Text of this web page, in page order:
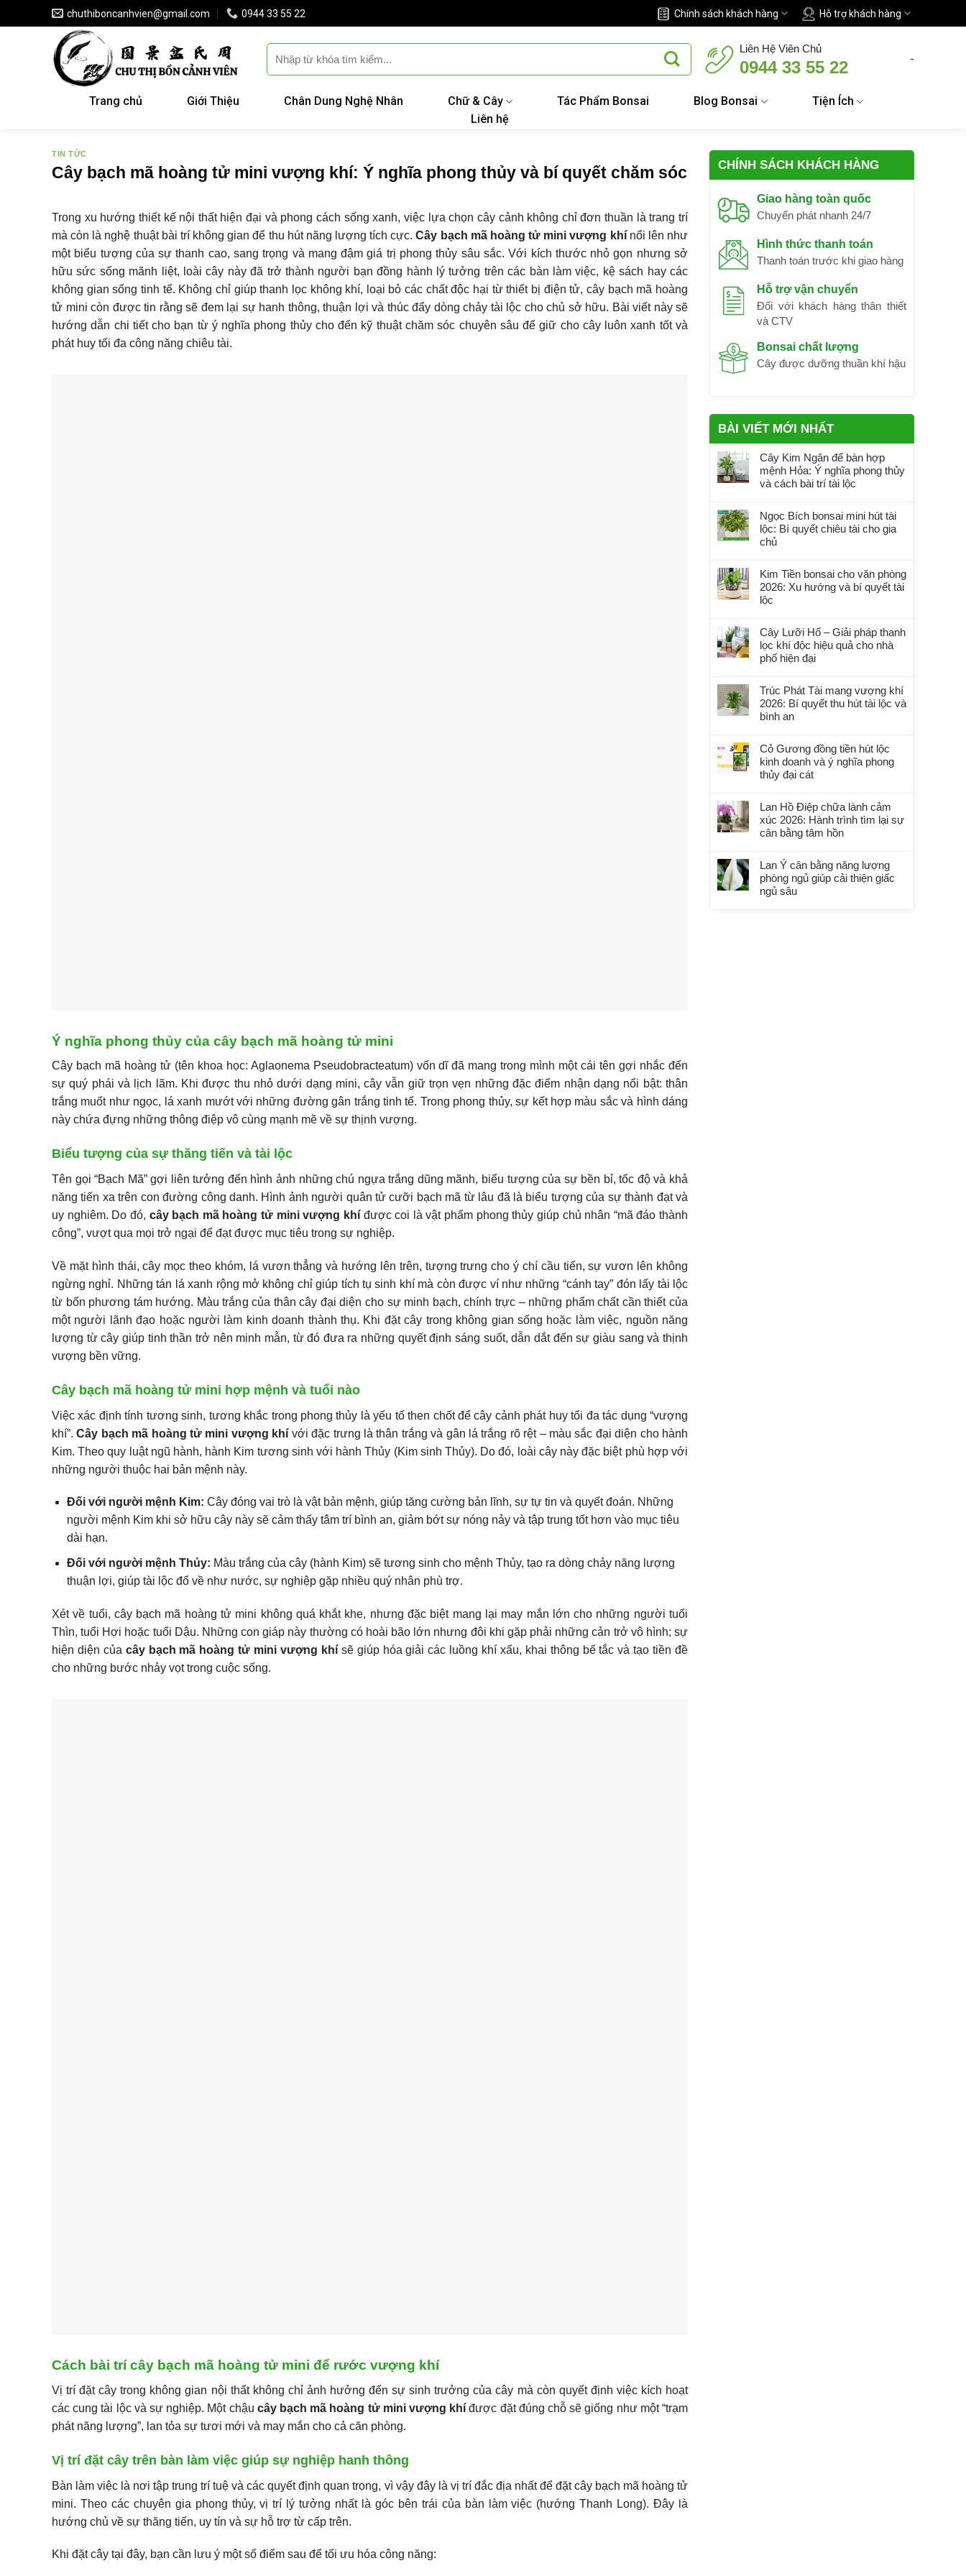
to
chuthiboncanhvien@gmail.com 0944 33 55 22 Chính sách khách hàng Hỗ trợ khách hàng
Liên Hệ Viên Chủ
0944 33 55 22 -
Trang chủ Giới Thiệu Chân Dung Nghệ Nhân Chữ & Cây Tác Phẩm Bonsai Blog Bonsai
Tiện Ích
Liên hệ
TIN TỨC
Cây bạch mã hoàng tử mini vượng khí: Ý nghĩa phong thủy và bí quyết chăm sóc
Trong xu hướng thiết kế nội thất hiện đại và phong cách sống xanh, việc lựa chọn cây cảnh không chỉ đơn thuần là trang trí
mà còn là nghệ thuật bài trí không gian để thu hút năng lượng tích cực.Cây bạch mã hoàng tử mini vượng khínổi lên như
một biểu tượng của sự thanh cao, sang trọng và mang đậm giá trị phong thủy sâu sắc. Với kích thước nhỏ gọn nhưng sở
hữu sức sống mãnh liệt, loài cây này đã trở thành người bạn đồng hành lý tưởng trên các bàn làm việc, kệ sách hay các
không gian sống tinh tế. Không chỉ giúp thanh lọc không khí, loại bỏ các chất độc hại từ thiết bị điện tử, cây bạch mã hoàng
tử mini còn được tin rằng sẽ đem lại sự hanh thông, thuận lợi và thúc đẩy dòng chảy tài lộc cho chủ sở hữu. Bài viết này sẽ
hướng dẫn chi tiết cho bạn từ ý nghĩa phong thủy cho đến kỹ thuật chăm sóc chuyên sâu để giữ cho cây luôn xanh tốt và
phát huy tối đa công năng chiêu tài.
Ý nghĩa phong thủy của cây bạch mã hoàng tử mini
Cây bạch mã hoàng tử (tên khoa học: Aglaonema Pseudobracteatum) vốn dĩ đã mang trong mình một cái tên gợi nhắc đến
sự quý phái và lịch lãm. Khi được thu nhỏ dưới dạng mini, cây vẫn giữ trọn vẹn những đặc điểm nhận dạng nổi bật: thân
trắng muốt như ngọc, lá xanh mướt với những đường gân trắng tinh tế. Trong phong thủy, sự kết hợp màu sắc và hình dáng
này chứa đựng những thông điệp vô cùng mạnh mẽ về sự thịnh vượng.
Biểu tượng của sự thăng tiến và tài lộc
Tên gọi “Bạch Mã” gợi liên tưởng đến hình ảnh những chú ngựa trắng dũng mãnh, biểu tượng của sự bền bỉ, tốc độ và khả
năng tiến xa trên con đường công danh. Hình ảnh người quân tử cưỡi bạch mã từ lâu đã là biểu tượng của sự thành đạt và
uy nghiêm. Do đó, cây bạch mã hoàng tử mini vượng khíđược coi là vật phẩm phong thủy giúp chủ nhân “mã đáo thành
công”, vượt qua mọi trở ngại để đạt được mục tiêu trong sự nghiệp.
Về mặt hình thái, cây mọc theo khóm, lá vươn thẳng và hướng lên trên, tượng trưng cho ý chí cầu tiến, sự vươn lên không
ngừng nghỉ. Những tán lá xanh rộng mở không chỉ giúp tích tụ sinh khí mà còn được ví như những “cánh tay” đón lấy tài lộc
từ bốn phương tám hướng. Màu trắng của thân cây đại diện cho sự minh bạch, chính trực – những phẩm chất cần thiết của
một người lãnh đạo hoặc người làm kinh doanh thành thụ. Khi đặt cây trong không gian sống hoặc làm việc, nguồn năng
lượng từ cây giúp tinh thần trở nên minh mẫn, từ đó đưa ra những quyết định sáng suốt, dẫn dắt đến sự giàu sang và thịnh
vượng bền vững.
Cây bạch mã hoàng tử mini hợp mệnh và tuổi nào
Việc xác định tính tương sinh, tương khắc trong phong thủy là yếu tố then chốt để cây cảnh phát huy tối đa tác dụng “vượng
khí”.Cây bạch mã hoàng tử mini vượng khí với đặc trưng là thân trắng và gân lá trắng rõ rệt – màu sắc đại diện cho hành
Kim. Theo quy luật ngũ hành, hành Kim tương sinh với hành Thủy (Kim sinh Thủy). Do đó, loài cây này đặc biệt phù hợp với
những người thuộc hai bản mệnh này.
Đối với người mệnh Kim: Cây đóng vai trò là vật bản mệnh, giúp tăng cường bản lĩnh, sự tự tin và quyết đoán. Những
người mệnh Kim khi sở hữu cây này sẽ cảm thấy tâm trí bình an, giảm bớt sự nóng nảy và tập trung tốt hơn vào mục tiêu
dài hạn.
Đối với người mệnh Thủy: Màu trắng của cây (hành Kim) sẽ tương sinh cho mệnh Thủy, tạo ra dòng chảy năng lượng
thuận lợi, giúp tài lộc đổ về như nước, sự nghiệp gặp nhiều quý nhân phù trợ.
Xét về tuổi, cây bạch mã hoàng tử mini không quá khắt khe, nhưng đặc biệt mang lại may mắn lớn cho những người tuổi
Thìn, tuổi Hợi hoặc tuổi Dậu. Những con giáp này thường có hoài bão lớn nhưng đôi khi gặp phải những cản trở vô hình; sự
hiện diện của cây bạch mã hoàng tử mini vượng khísẽ giúp hóa giải các luồng khí xấu, khai thông bế tắc và tạo tiền đề
cho những bước nhảy vọt trong cuộc sống.
Cách bài trí cây bạch mã hoàng tử mini để rước vượng khí
Vị trí đặt cây trong không gian nội thất không chỉ ảnh hưởng đến sự sinh trưởng của cây mà còn quyết định việc kích hoạt
các cung tài lộc và sự nghiệp. Một chậu cây bạch mã hoàng tử mini vượng khí được đặt đúng chỗ sẽ giống như một “trạm
phát năng lượng”, lan tỏa sự tươi mới và may mắn cho cả căn phòng.
Vị trí đặt cây trên bàn làm việc giúp sự nghiệp hanh thông
Bàn làm việc là nơi tập trung trí tuệ và các quyết định quan trọng, vì vậy đây là vị trí đắc địa nhất để đặt cây bạch mã hoàng tử
mini. Theo các chuyên gia phong thủy, vị trí lý tưởng nhất là góc bên trái của bàn làm việc (hướng Thanh Long). Đây là
hướng chủ về sự thăng tiến, uy tín và sự hỗ trợ từ cấp trên.
Khi đặt cây tại đây, bạn cần lưu ý một số điểm sau để tối ưu hóa công năng:
CHÍNH SÁCH KHÁCH HÀNG
Giao hàng toàn quốc
Chuyển phát nhanh 24/7
Hình thức thanh toán
Thanh toán trước khi giao hàng
Hỗ trợ vận chuyển
Đối với khách hàng thân thiết
và CTV
Bonsai chất lượng
Cây được dưỡng thuần khí hậu
BÀI VIẾT MỚI NHẤT
Cây Kim Ngân để bàn hợp
mệnh Hỏa: Ý nghĩa phong thủy
và cách bài trí tài lộc
Ngọc Bích bonsai mini hút tài
lộc: Bí quyết chiêu tài cho gia
chủ
Kim Tiền bonsai cho văn phòng
2026: Xu hướng và bí quyết tài
lộc
Cây Lưỡi Hổ – Giải pháp thanh
lọc khí độc hiệu quả cho nhà
phố hiện đại
Trúc Phát Tài mang vượng khí
2026: Bí quyết thu hút tài lộc và
bình an
Cỏ Gương đồng tiền hút lộc
kinh doanh và ý nghĩa phong
thủy đại cát
Lan Hồ Điệp chữa lành cảm
xúc 2026: Hành trình tìm lại sự
cân bằng tâm hồn
Lan Ý cân bằng năng lượng
phòng ngủ giúp cải thiện giấc
ngủ sâu